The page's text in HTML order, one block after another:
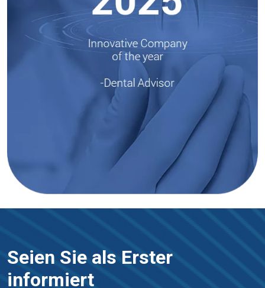
Seien Sie als Erster
informiert